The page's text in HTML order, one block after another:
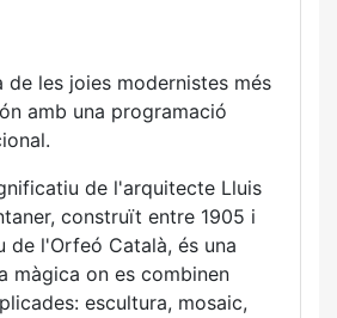
de les joies modernistes més
amb una programació
de l'arquitecte Lluis
construït entre 1905 i
de l'Orfeó Català, és una
màgica on es combinen
escultura, mosaic,